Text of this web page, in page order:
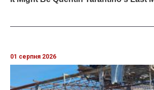
01 серпня 2026